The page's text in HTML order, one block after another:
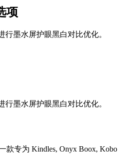
项
行墨水屏护眼黑白对比优化。
行墨水屏护眼黑白对比优化。
款专为 Kindles, Onyx Boox, Kobo